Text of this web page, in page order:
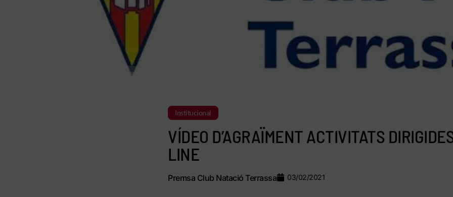
Institucional
VÍDEO D’AGRAÏMENT ACTIVITATS
LINE
Premsa Club Natació Terrassa 03/02/2021